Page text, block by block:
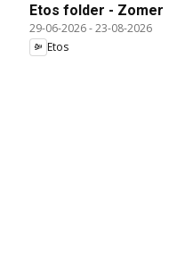
Etos folder - Zomer
29-06-2026-23-08-2026
Etos